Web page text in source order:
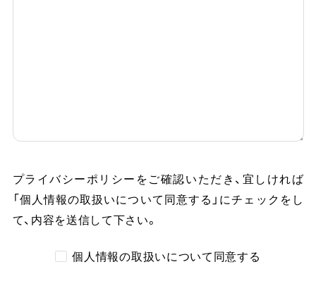
プライバシーポリシーをご確認いただき、 宜しければ
「個人情報の取扱いについて同意する」にチェックをし
て、内容を送信して下さい。
個人情報の取扱いについて同意する